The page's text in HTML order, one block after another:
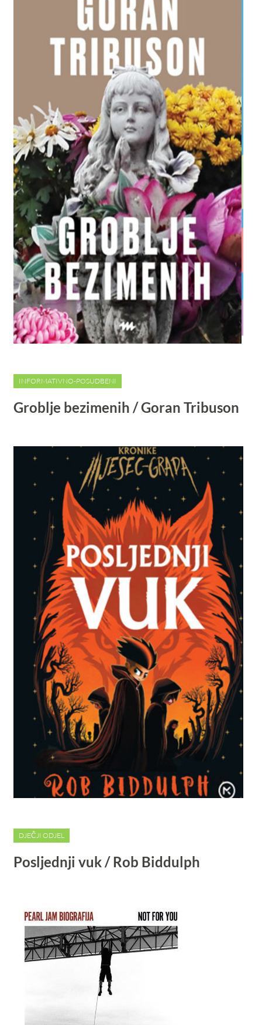
INFORMATIVNO-POSUDBENI
Groblje bezimenih / Goran Tribuson
DJEČJI ODJEL
Posljednji vuk / Rob Biddulph